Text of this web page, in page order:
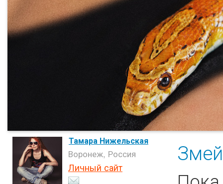
Тамара Нижельская
Воронеж, Россия
Личный сайт